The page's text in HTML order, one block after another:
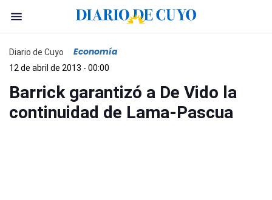
Diario de Cuyo Economía
12 de abril de 2013 - 00:00
Barrick garantizó a De Vido la
continuidad de Lama-Pascua